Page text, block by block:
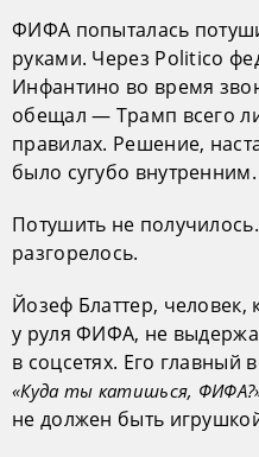
ФИФА попыталась
руками. Через Politico
Инфантино во время
обещал — Трамп всего
правилах. Решение,
было сугубо внутренним.
Потушить не
разгорелось.
Йозеф Блаттер, человек,
у руля ФИФА, не
в соцсетях. Его главный
«Куда ты катишься,
не должен быть